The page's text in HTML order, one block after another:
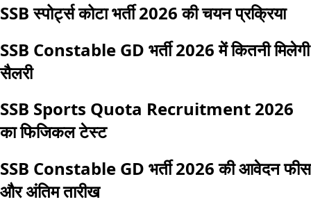
SSB स्पोर्ट्स कोटा भर्ती 2026 की चयन प्रक्रिया
SSB Constable GD भर्ती 2026 में कितनी मिलेगी
सैलरी
SSB Sports Quota Recruitment 2026
का फिजिकल टेस्ट
SSB Constable GD भर्ती 2026 की आवेदन फीस
और अंतिम तारीख